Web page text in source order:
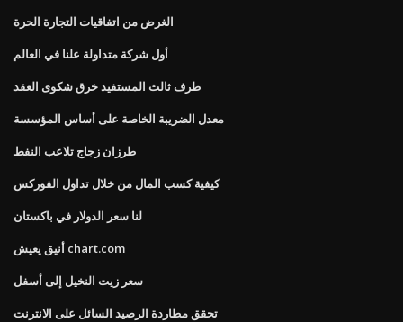
الغرض من اتفاقيات التجارة الحرة
أول شركة متداولة علنا ​​في العالم
طرف ثالث المستفيد خرق شكوى العقد
معدل الضريبة الخاصة على أساس المؤسسة
طرزان زجاج تلاعب النفط
كيفية كسب المال من خلال تداول الفوركس
لنا سعر الدولار في باكستان
أنيق يعيش chart.com
سعر زيت النخيل إلى أسفل
تحقق مطاردة الرصيد السائل على الانترنت